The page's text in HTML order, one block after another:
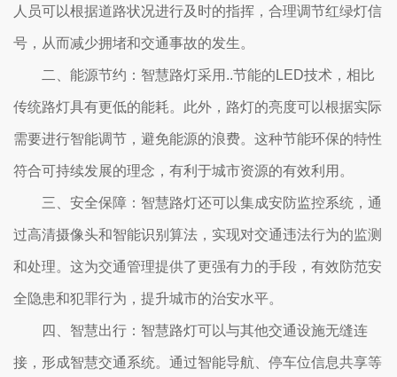
人员可以根据道路状况进行及时的指挥，合理调节红绿灯信
号，从而减少拥堵和交通事故的发生。
二、能源节约：智慧路灯采用..节能的LED技术，相比
传统路灯具有更低的能耗。此外，路灯的亮度可以根据实际
需要进行智能调节，避免能源的浪费。这种节能环保的特性
符合可持续发展的理念，有利于城市资源的有效利用。
三、安全保障：智慧路灯还可以集成安防监控系统，通
过高清摄像头和智能识别算法，实现对交通违法行为的监测
和处理。这为交通管理提供了更强有力的手段，有效防范安
全隐患和犯罪行为，提升城市的治安水平。
四、智慧出行：智慧路灯可以与其他交通设施无缝连
接，形成智慧交通系统。通过智能导航、停车位信息共享等